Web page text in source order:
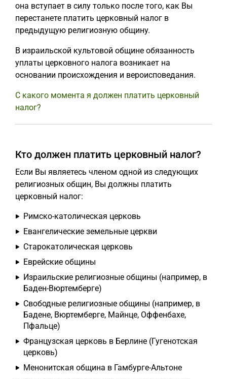
она вступает в силу только после того, как Вы
перестанете платить церковный налог в
предыдущую религиозную общину.
В израильской культовой общине обязанность
уплаты церковного налога возникает на
основании происхождения и вероисповедания.
С какого момента я должен платить церковный
налог?
Кто должен платить церковный налог?
Если Вы являетесь членом одной из следующих
религиозных общин, Вы должны платить
церковный налог:
Римско-католическая церковь
Евангелические земельные церкви
Старокатолическая церковь
Еврейские общины
Израильские религиозные общины (например, в
Баден-Вюртемберге)
Свободные религиозные общины (например, в
Бадене, Вюртемберге, Майнце, Оффенбахе,
Пфальце)
Французская церковь в Берлине (Гугенотская
церковь)
Менонитская община в Гамбурге-Альтоне